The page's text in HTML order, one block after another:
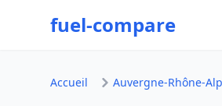
fuel-compare
Accueil Auvergne-Rhône-